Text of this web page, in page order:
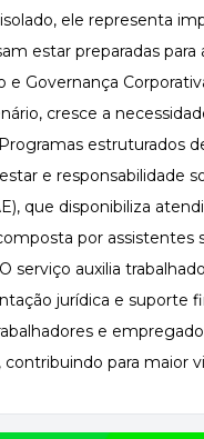
ele representa
estar preparadas
e Governança
cresce a
estruturados
e responsabilidade
que disponibiliza
por assistentes
serviço auxilia
jurídica e suporte
e
para maior